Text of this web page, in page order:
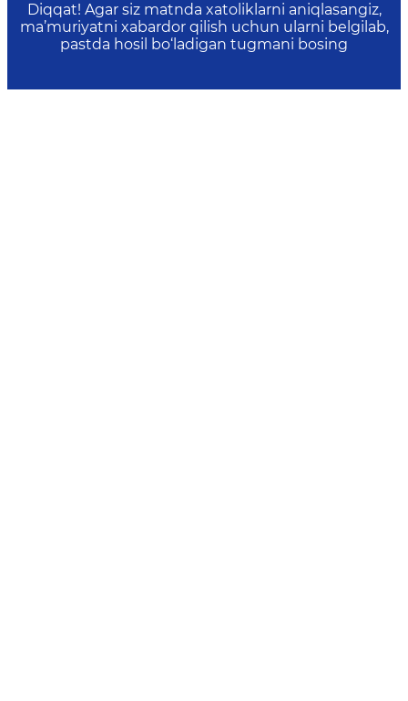
Diqqat! Agar siz matnda xatoliklarni aniqlasangiz,
ma’muriyatni xabardor qilish uchun ularni belgilab,
pastda hosil bo‘ladigan tugmani bosing